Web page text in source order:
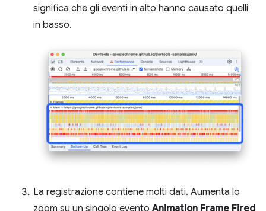
significa che gli eventi in alto hanno causato quelli
in basso.
La registrazione contiene molti dati. Aumenta lo
zoom su un singolo eventoAnimation Frame Fired